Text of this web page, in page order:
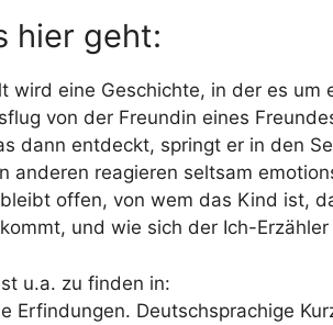
hier geht:
wird eine Geschichte, in der es um
von der Freundin eines
dann entdeckt, springt er in den
anderen reagieren seltsam
offen, von wem das Kind ist,
und wie sich der Ich-
u.a. zu finden in:
Erfindungen. Deutschsprachige